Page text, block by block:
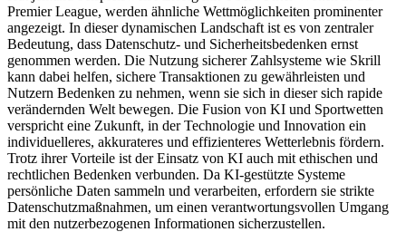
Premier League, werden ähnliche Wettmöglichkeiten prominenter
angezeigt. In dieser dynamischen Landschaft ist es von zentraler
Bedeutung, dass Datenschutz- und Sicherheitsbedenken ernst
genommen werden. Die Nutzung sicherer Zahlsysteme wie Skrill
kann dabei helfen, sichere Transaktionen zu gewährleisten und
Nutzern Bedenken zu nehmen, wenn sie sich in dieser sich rapide
verändernden Welt bewegen. Die Fusion von KI und Sportwetten
verspricht eine Zukunft, in der Technologie und Innovation ein
individuelleres, akkurateres und effizienteres Wetterlebnis fördern.
Trotz ihrer Vorteile ist der Einsatz von KI auch mit ethischen und
rechtlichen Bedenken verbunden. Da KI-gestützte Systeme
persönliche Daten sammeln und verarbeiten, erfordern sie strikte
Datenschutzmaßnahmen, um einen verantwortungsvollen Umgang
mit den nutzerbezogenen Informationen sicherzustellen.